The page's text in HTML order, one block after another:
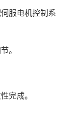
服电机控制系
。
完成。